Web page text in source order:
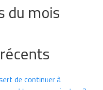
du mois
de continuer à